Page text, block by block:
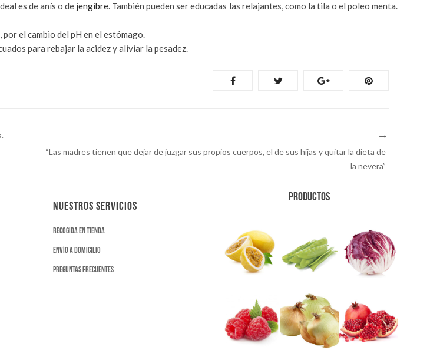
es de anís o de jengibre. También pueden ser educadas las relajantes, como la tila o el poleo menta.
el cambio del pH en el estómago.
para rebajar la acidez y aliviar la pesadez.
“Las madres tienen que dejar de juzgar sus propios cuerpos, el de sus hijas y quitar la dieta de
la nevera”
NUESTROS SERVICIOS
Recogida en tienda
Envío a domicilio
Preguntas frecuentes
PRODUCTOS